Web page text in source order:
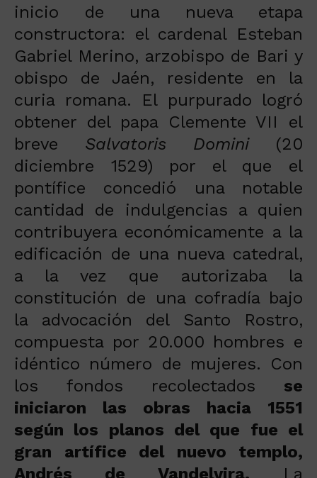
inicio de una nueva etapa
constructora: el cardenal Esteban
Gabriel Merino, arzobispo de Bari y
obispo de Jaén, residente en la
curia romana. El purpurado logró
obtener del papa Clemente VII el
breve Salvatoris Domini(20
diciembre 1529) por el que el
pontífice concedió una notable
cantidad de indulgencias a quien
contribuyera económicamente a la
edificación de una nueva catedral,
a la vez que autorizaba la
constitución de una cofradía bajo
la advocación del Santo Rostro,
compuesta por 20.000 hombres e
idéntico número de mujeres. Con
los fondos recolectados se
iniciaron las obras hacia 1551
según los planos del que fue el
gran artífice del nuevo templo,
Andrés de Vandelvira. La